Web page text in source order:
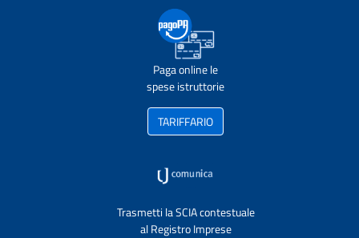
Paga online le
spese istruttorie
TARIFFARIO
Trasmetti la SCIA contestuale
al Registro Imprese